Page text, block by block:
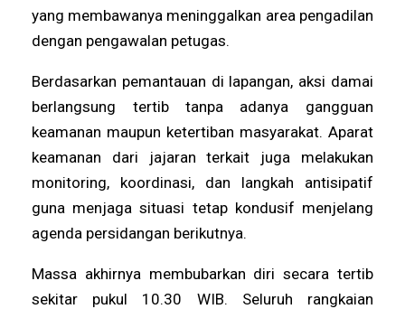
yang membawanya meninggalkan area pengadilan
dengan pengawalan petugas.
Berdasarkan pemantauan di lapangan, aksi damai
berlangsung tertib tanpa adanya gangguan
keamanan maupun ketertiban masyarakat. Aparat
keamanan dari jajaran terkait juga melakukan
monitoring, koordinasi, dan langkah antisipatif
guna menjaga situasi tetap kondusif menjelang
agenda persidangan berikutnya.
Massa akhirnya membubarkan diri secara tertib
sekitar pukul 10.30 WIB. Seluruh rangkaian